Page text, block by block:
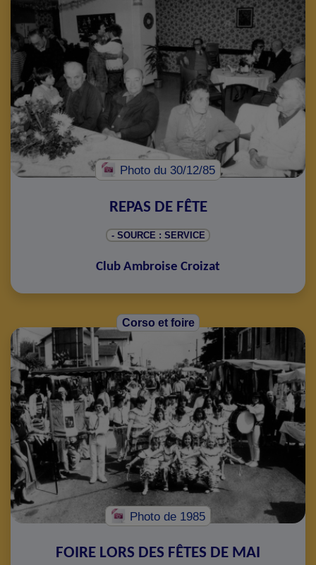
Photo du 30/12/85
REPAS DE FÊTE
- SOURCE : SERVICE
Club Ambroise Croizat
Corso et foire
Photo de 1985
FOIRE LORS DES FÊTES DE MAI